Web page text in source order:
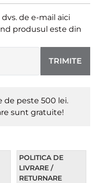
de e-mail aici
produsul este din
TRIMITE
de peste 500 lei.
sunt gratuite!
POLITICA DE
LIVRARE /
RETURNARE